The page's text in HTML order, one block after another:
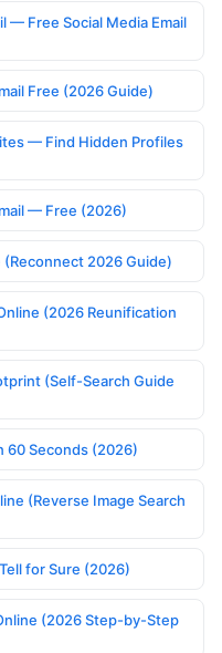
— Free Social Media Email
Free (2026 Guide)
— Find Hidden Profiles
— Free (2026)
2026 Guide)
(2026 Reunification
(Self-Search Guide
60 Seconds (2026)
(Reverse Image Search
for Sure (2026)
(2026 Step-by-Step